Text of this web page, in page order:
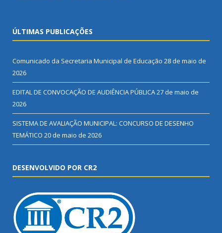
ÚLTIMAS PUBLICAÇÕES
Comunicado da Secretaria Municipal de Educação 28 de maio de
2026
EDITAL DE CONVOCAÇÃO DE AUDIÊNCIA PÚBLICA27 de maio de
2026
SISTEMA DE AVALIAÇÃO MUNICIPAL: CONCURSO DE DESENHO
TEMÁTICO 20 de maio de 2026
DESENVOLVIDO POR CR2